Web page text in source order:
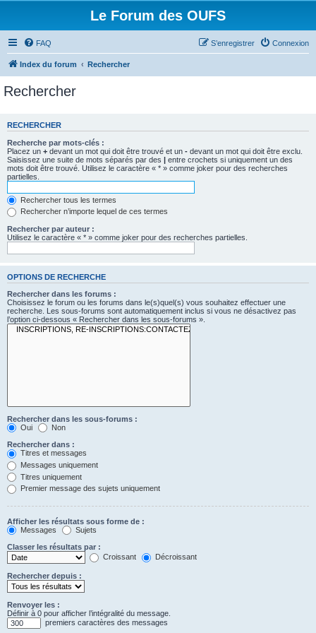
Le Forum des OUFS
FAQ Connexion
S’enregistrer
Index du forum Rechercher
Rechercher
RECHERCHER
Recherche par mots-clés :
Placez un + devant un mot qui doit être trouvé et un - devant un mot qui doit être exclu.
Saisissez une suite de mots séparés par des | entre crochets si uniquement un des
mots doit être trouvé. Utilisez le caractère « * » comme joker pour des recherches
partielles.
Rechercher tous les termes
Rechercher n’importe lequel de ces termes
Rechercher par auteur :
Utilisez le caractère « * » comme joker pour des recherches partielles.
OPTIONS DE RECHERCHE
Rechercher dans les forums :
Choisissez le forum ou les forums dans le(s)quel(s) vous souhaitez effectuer une
recherche. Les sous-forums sont automatiquement inclus si vous ne désactivez pas
l’option ci-dessous « Rechercher dans les sous-forums ».
Rechercher dans les sous-forums :
Oui
Non
Rechercher dans :
Titres et messages
Messages uniquement
Titres uniquement
Premier message des sujets uniquement
Afficher les résultats sous forme de :
Messages
Sujets
Classer les résultats par :
Croissant
Décroissant
Rechercher depuis :
Renvoyer les :
Définir à 0 pour afficher l’intégralité du message.
premiers caractères des messages